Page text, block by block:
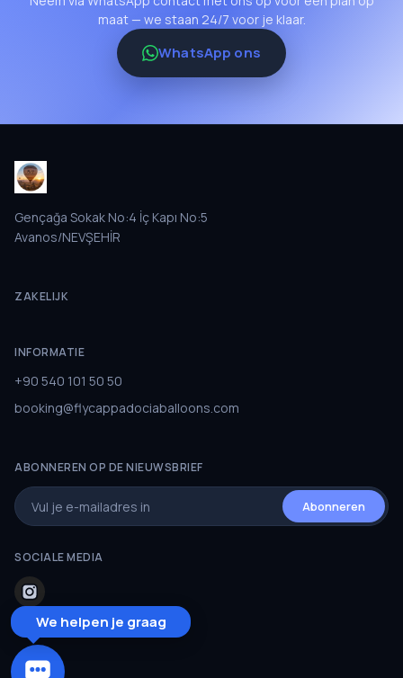
maat — we staan 24/7 voor je klaar.
WhatsApp ons
Gençağa Sokak No:4 İç Kapı No:5
Avanos/NEVŞEHİR
ZAKELIJK
INFORMATIE
+90 540 101 50 50
booking@flycappadociaballoons.com
ABONNEREN OP DE NIEUWSBRIEF
Abonneren
SOCIALE MEDIA
We helpen je graag